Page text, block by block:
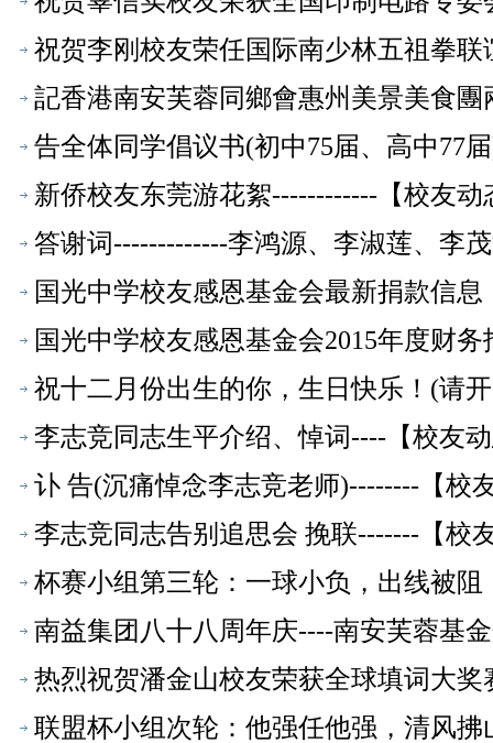
祝贺李刚校友荣任国际南少林五祖拳
記香港南安芙蓉同鄉會惠州美景美食
告全体同学倡议书(初中75届、高中77
新侨校友东莞游花絮------------【校友动
答谢词-------------李鸿源、李淑莲、李
国光中学校友感恩基金会最新捐款信息
国光中学校友感恩基金会2015年度财
祝十二月份出生的你，生日快乐！(请
李志竞同志生平介绍、悼词----【校友
讣 告(沉痛悼念李志竞老师)--------【校
李志竞同志告别追思会 挽联-------【校
杯赛小组第三轮：一球小负，出线被
南益集团八十八周年庆----南安芙蓉基
热烈祝贺潘金山校友荣获全球填词大
联盟杯小组次轮：他强任他强，清风